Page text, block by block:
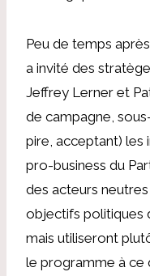
Peu de temps
a invité des
Jeffrey Lerner et
de campagne,
pire, acceptant) les
pro-business du
des acteurs
objectifs politiques
mais utiliseront
le programme à ce